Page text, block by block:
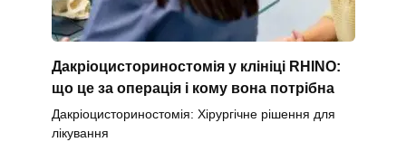
Дакріоцисториностомія у клініці RHINO:
що це за операція і кому вона потрібна
Дакріоцисториностомія: Хірургічне рішення для
лікування